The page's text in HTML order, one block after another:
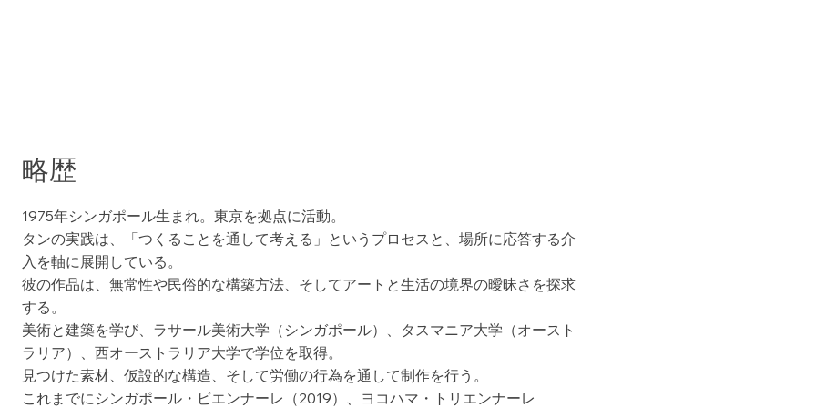
略歴
1975年シンガポール生まれ。東京を拠点に活動。
タンの実践は、「つくることを通して考える」というプロセスと、場所に応答する介
入を軸に展開している。
彼の作品は、無常性や民俗的な構築方法、そしてアートと生活の境界の曖昧さを探求
する。
美術と建築を学び、ラサール美術大学（シンガポール）、タスマニア大学（オースト
ラリア）、西オーストラリア大学で学位を取得。
見つけた素材、仮設的な構造、そして労働の行為を通して制作を行う。
これまでにシンガポール・ビエンナーレ（2019）、ヨコハマ・トリエンナーレ